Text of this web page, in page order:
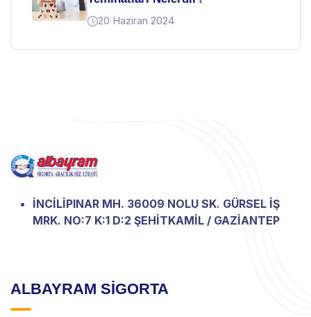
20 Haziran 2024
İNCİLİPINAR MH. 36009 NOLU SK. GÜRSEL İŞ
MRK. NO:7 K:1 D:2 ŞEHİTKAMİL / GAZİANTEP
ALBAYRAM SİGORTA